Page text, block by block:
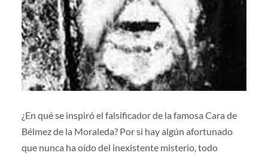
¿En qué se inspiró el falsificador de la famosa Cara de
Bélmez de la Moraleda? Por si hay algún afortunado
que nunca ha oído del inexistente misterio, todo